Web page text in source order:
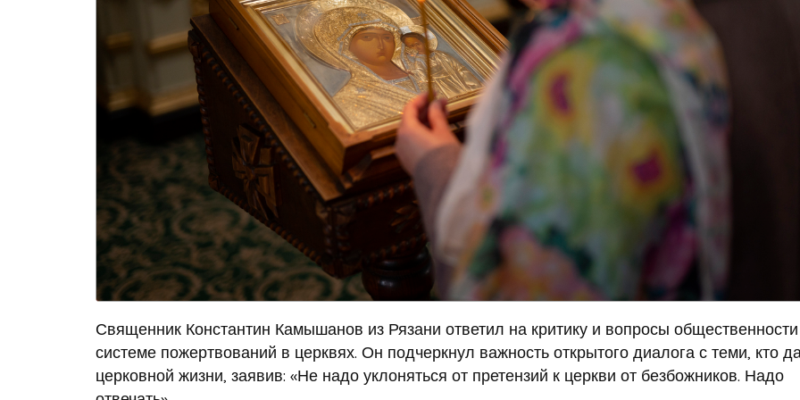
Священник Константин Камышанов из Рязани ответил на критику и вопросы
системе пожертвований в церквях. Он подчеркнул важность открытого диалога с теми, кто
церковной жизни, заявив: «Не надо уклоняться от претензий к церкви от безбожников. Надо